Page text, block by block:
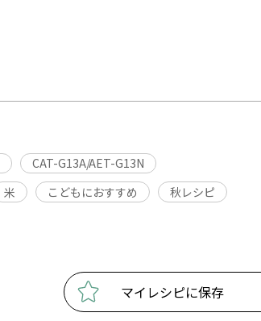
CAT-G13A/AET-G13N
米 こどもにおすすめ
秋レシピ
マイレシピに保存